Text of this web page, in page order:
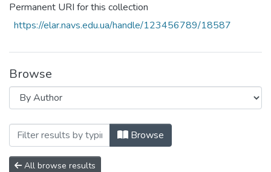
Permanent URI for this collection
https://elar.navs.edu.ua/handle/123456789/18587
Browse
Browsing Центр кримінальної
Browse
All browse results